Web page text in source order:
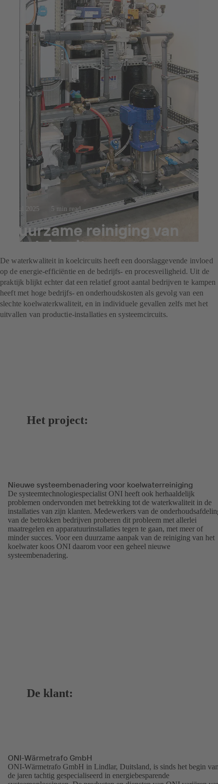
23 jul 2025 5 min read
Duurzame reiniging van
koelcircuits
De waterkwaliteit in koelcircuits heeft een doorslaggevende invloed
op de energie-efficiëntie en de bedrijfs- en procesveiligheid. Uit de
praktijk blijkt echter dat een relatief groot aantal bedrijven te kampen
heeft met hoge bedrijfs- en onderhoudskosten als gevolg van een
slechte koelwaterkwaliteit, en in individuele gevallen zelfs met het
uitvallen van productie-installaties en systeemcircuits.
Het project:
Nieuwe systeembenadering voor koelwaterreiniging
De systeemtechnologiespecialist ONI heeft ook herhaaldelijk
problemen ondervonden met betrekking tot de waterkwaliteit in de
installaties van zijn klanten. Medewerkers van de
van de betrokken bedrijven proberen dit probleem met allerlei
maatregelen en apparatuurinstallaties tegen te gaan, met meer of
minder succes. Voor een duurzame aanpak van de reiniging van het
koelwater koos ONI daarom voor een geheel nieuwe
systeembenadering.
De klant:
ONI-Wärmetrafo GmbH
ONI-Wärmetrafo GmbH in Lindlar, Duitsland, is sinds het begin
de jaren tachtig gespecialiseerd in energiebesparende